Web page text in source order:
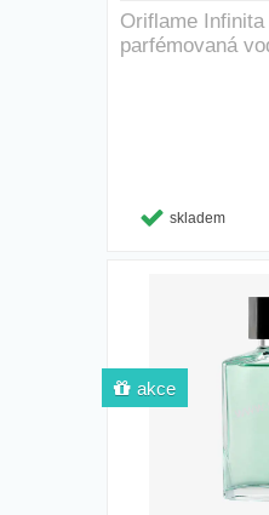
Oriflame
parfémovaná
skladem
akce